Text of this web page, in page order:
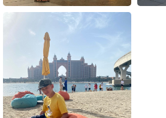
ЭКСКУРСИЯ В ПУСТЫНЮ - ЦЕЛОЕ ПРИКЛЮЧЕНИЕ
ЗАКАНЧИВАЮЩЕЕСЯ УЖИНОМ И КРАСИВЫМ ШОУ